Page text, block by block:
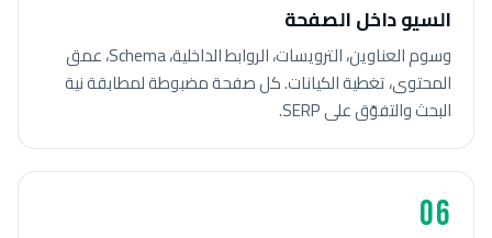
السيو داخل الصفحة
وسوم العناوين، الترويسات، الروابط الداخلية، Schema، عمق
المحتوى، تغطية الكيانات. كل صفحة مضبوطة لمطابقة نية
البحث والتفوّق على SERP.
06